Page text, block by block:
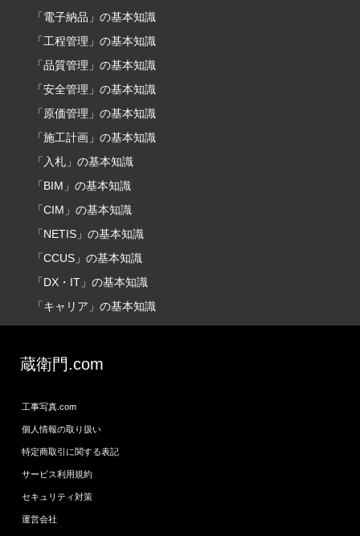
「電子納品」の基本知識
「工程管理」の基本知識
「品質管理」の基本知識
「安全管理」の基本知識
「原価管理」の基本知識
「施工計画」の基本知識
「入札」の基本知識
「BIM」の基本知識
「CIM」の基本知識
「NETIS」の基本知識
「CCUS」の基本知識
「DX・IT」の基本知識
「キャリア」の基本知識
蔵衛門.com
工事写真.com
個人情報の取り扱い
特定商取引に関する表記
サービス利用規約
セキュリティ対策
運営会社